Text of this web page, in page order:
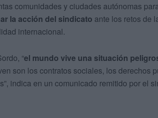
comunidades y ciudades autónomas
la acción del sindicato ante los retos de
internacional.
“el mundo vive una situación
son los contratos sociales, los derechos
indica en un comunicado remitido por el